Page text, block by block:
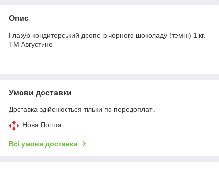
Опис
Глазур кондитерський дропс із чорного шоколаду (темні) 1 кг.
ТМ Августино
Умови доставки
Доставка здійснюється тільки по передоплаті.
Нова Пошта
Всі умови доставки